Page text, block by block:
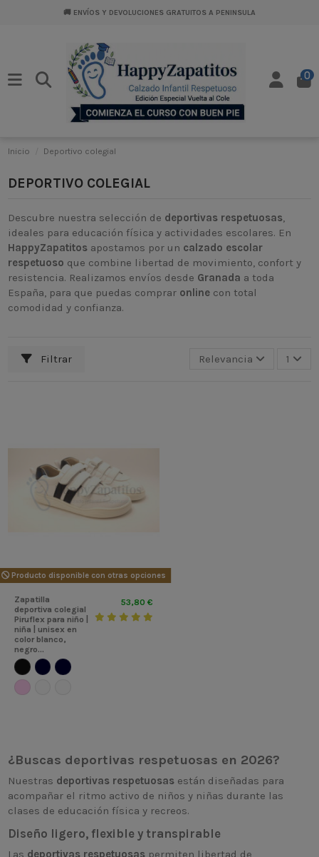
🚚 ENVÍOS Y DEVOLUCIONES GRATUITOS A PENINSULA
0
Inicio Deportivo colegial
DEPORTIVO COLEGIAL
Descubre nuestra selección de deportivas respetuosas
ideales para educación física y actividades escolares. En
HappyZapatitos apostamos por un calzado escolar
respetuoso que combine libertad de movimiento, confort y
resistencia. Realizamos envíos desde Granada a toda
España, para que puedas comprar online con total
comodidad y confianza.
Filtrar Relevancia 1
Producto disponible con otras opciones
Zapatilla
deportiva colegial
Piruflex para niño |
niña | unisex en
color blanco,
negro...
53,80 €
¿Buscas deportivas respetuosas en 2026?
Nuestras deportivas respetuosas están diseñadas para
acompañar el ritmo activo de niños y niñas durante las
clases de educación física y recreos.
Diseño ligero, flexible y transpirable
Las deportivas respetuosas permiten libertad de